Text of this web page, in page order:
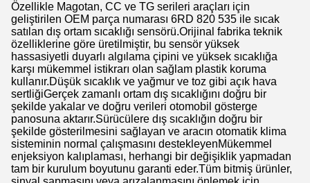
Özellikle Magotan, CC ve TG serileri araçları için
geliştirilen OEM parça numarası 6RD 820 535 ile sıcak
satılan dış ortam sıcaklığı sensörü.Orijinal fabrika teknik
özelliklerine göre üretilmiştir, bu sensör yüksek
hassasiyetli duyarlı algılama çipini ve yüksek sıcaklığa
karşı mükemmel istikrarı olan sağlam plastik koruma
kullanır.Düşük sıcaklık ve yağmur ve toz gibi açık hava
sertliğiGerçek zamanlı ortam dış sıcaklığını doğru bir
şekilde yakalar ve doğru verileri otomobil gösterge
panosuna aktarır.Sürücülere dış sıcaklığın doğru bir
şekilde gösterilmesini sağlayan ve aracın otomatik klima
sisteminin normal çalışmasını destekleyenMükemmel
enjeksiyon kalıplaması, herhangi bir değişiklik yapmadan
tam bir kurulum boyutunu garanti eder.Tüm bitmiş ürünler,